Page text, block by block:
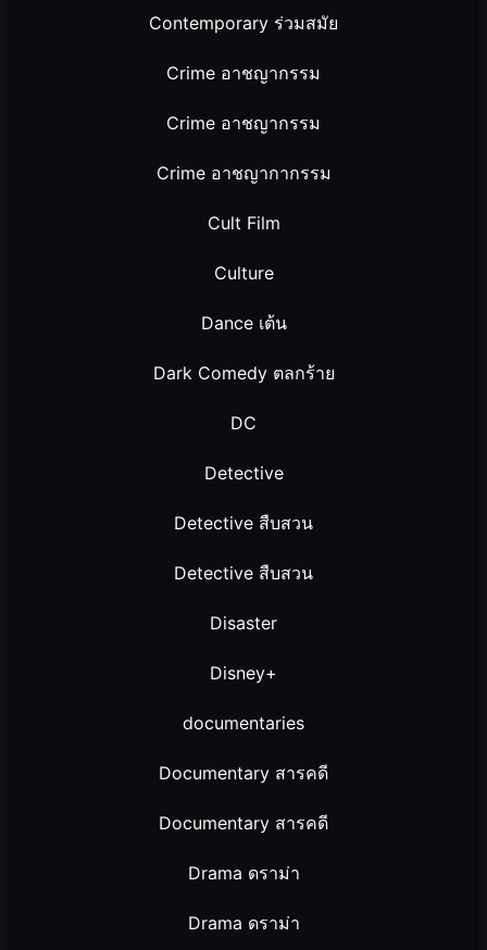
Contemporary ร่วมสมัย
Crime อาชญากรรม
Crime อาชญากรรม
Crime อาชญากากรรม
Cult Film
Culture
Dance เต้น
Dark Comedy ตลกร้าย
DC
Detective
Detective สืบสวน
Detective สืบสวน
Disaster
Disney+
documentaries
Documentary สารคดี
Documentary สารคดี
Drama ดราม่า
Drama ดราม่า